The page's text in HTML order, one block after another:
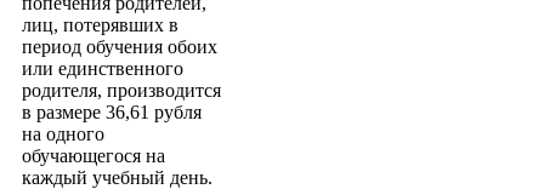
лиц, потерявших в
период обучения обоих
или единственного
родителя, производится
в размере 36,61 рубля
на одного
обучающегося на
каждый учебный день.